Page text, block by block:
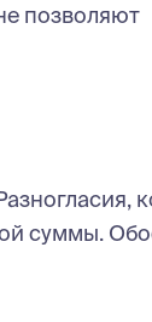
позволяют
суммы.